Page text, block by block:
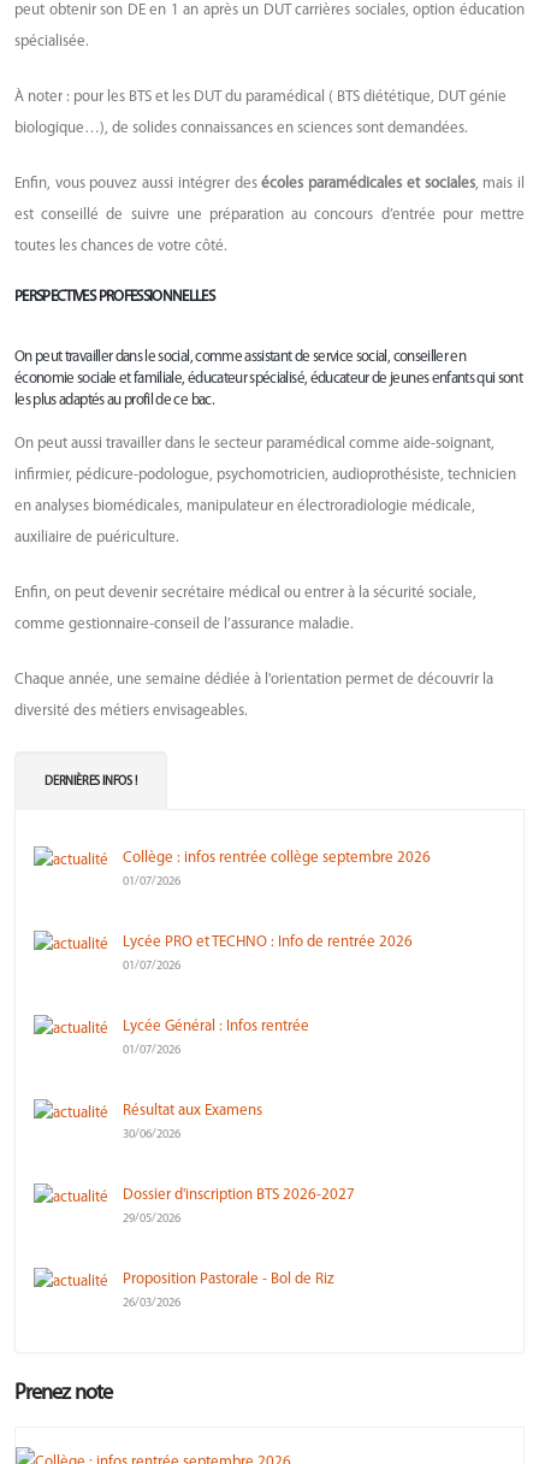
peut obtenir son DE en 1 an après un DUT carrières sociales, option éducation
spécialisée.
À noter : pour les BTS et les DUT du paramédical ( BTS diététique, DUT génie
biologique…), de solides connaissances en sciences sont demandées.
Enfin, vous pouvez aussi intégrer desécoles paramédicales et sociales, mais il
est conseillé de suivre une préparation au concours d’entrée pour mettre
toutes les chances de votre côté.
PERSPECTIVES PROFESSIONNELLES
On peut travailler dans le social, comme assistant de service social, conseiller en
économie sociale et familiale, éducateur spécialisé, éducateur de jeunes enfants qui sont
les plus adaptés au profil de ce bac.
On peut aussi travailler dans le secteur paramédical comme aide-soignant,
infirmier, pédicure-podologue, psychomotricien, audioprothésiste, technicien
en analyses biomédicales, manipulateur en électroradiologie médicale,
auxiliaire de puériculture.
Enfin, on peut devenir secrétaire médical ou entrer à la sécurité sociale,
comme gestionnaire-conseil de l’assurance maladie.
Chaque année, une semaine dédiée à l'orientation permet de découvrir la
diversité des métiers envisageables.
DERNIÈRES INFOS !
Collège : infos rentrée collège septembre 2026
01/07/2026
Lycée PRO et TECHNO : Info de rentrée 2026
01/07/2026
Lycée Général : Infos rentrée
01/07/2026
Résultat aux Examens
30/06/2026
Dossier d'inscription BTS 2026-2027
29/05/2026
Proposition Pastorale - Bol de Riz
26/03/2026
Prenez note